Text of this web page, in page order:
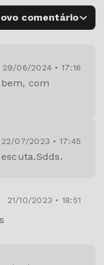
comentário
com
29/06/2024 • 17:16
22/07/2023 • 17:45
21/10/2023 • 18:51